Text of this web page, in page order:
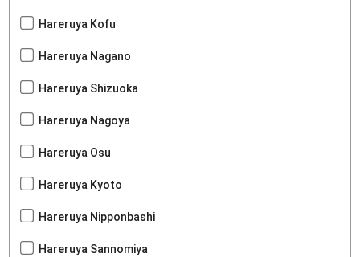
Hareruya Kofu
Hareruya Nagano
Hareruya Shizuoka
Hareruya Nagoya
Hareruya Osu
Hareruya Kyoto
Hareruya Nipponbashi
Hareruya Sannomiya